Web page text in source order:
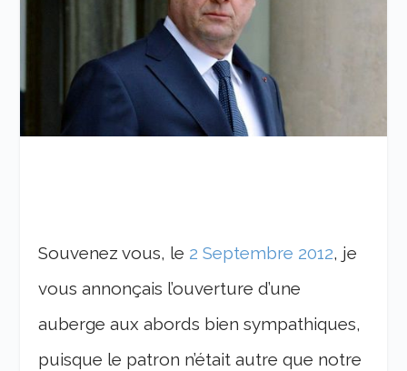
Souvenez vous, le 2 Septembre 2012, je
vous annonçais l’ouverture d’une
auberge aux abords bien sympathiques,
puisque le patron n’était autre que notre